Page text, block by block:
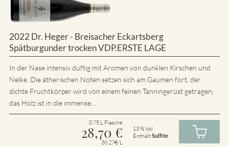
2022 Dr. Heger - Breisacher Eckartsberg
Spätburgunder trocken VDP.ERSTE LAGE
In der Nase intensiv duftig mit Aromen von dunklen Kirschen und
Nelke. Die ätherischen Noten setzen sich am Gaumen fort, der
dichte Fruchtkörper wird von einem feinen Tanningerüst getragen,
das Holz ist in die immense...
0.75 L Flasche
28,70 €
38.27€/L
13 % Vol
EnthältSulfite